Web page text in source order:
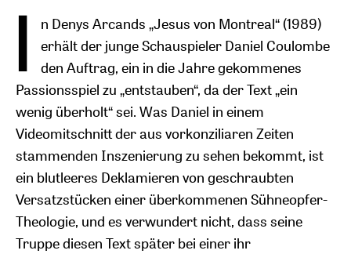
I
n Denys Arcands „Jesus von Montreal“ (1989)
erhält der junge Schauspieler Daniel Coulombe
den Auftrag, ein in die Jahre gekommenes
Passionsspiel zu „entstauben“, da der Text „ein
wenig überholt“ sei. Was Daniel in einem
Videomitschnitt der aus vorkonziliaren Zeiten
stammenden Inszenierung zu sehen bekommt, ist
ein blutleeres Deklamieren von geschraubten
Versatzstücken einer überkommenen Sühneopfer-
Theologie, und es verwundert nicht, dass seine
Truppe diesen Text später bei einer ihr